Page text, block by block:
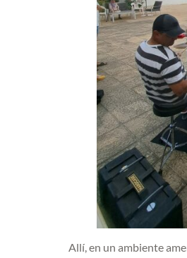
Allí, en un ambiente